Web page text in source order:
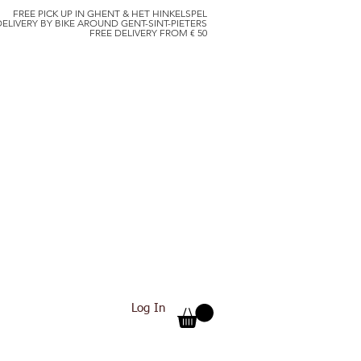
FREE PICK UP IN GHENT & HET HINKELSPEL
BY BIKE AROUND GENT-SINT-PIETERS
FREE DELIVERY FROM € 50
Log In